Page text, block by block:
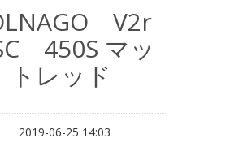
V2r
450S マッ
トレッド
2019-06-25 14:03